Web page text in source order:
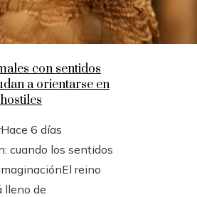
con sentidos
a orientarse en
Hace 6 días
cuando los sentidos
reino
lleno de